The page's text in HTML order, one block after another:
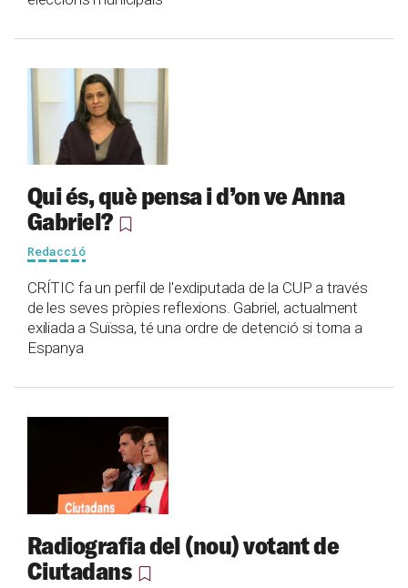
Qui és, què pensa i d’on ve Anna
Gabriel?
Redacció
CRÍTIC fa un perfil de l'exdiputada de la CUP a través
de les seves pròpies reflexions. Gabriel, actualment
exiliada a Suïssa, té una ordre de detenció si torna a
Espanya
Radiografia del (nou) votant de
Ciutadans